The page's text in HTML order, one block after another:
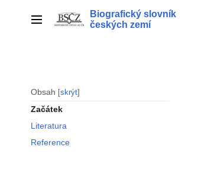
Hlavní menu
Biografický slovník
českých zemí
Obsah skrýt
Začátek
Literatura
Reference